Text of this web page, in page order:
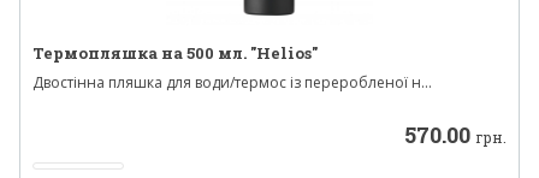
Термопляшка на 500 мл. "Helios"
Двостінна пляшка для води/термос із переробленої н...
570.00 грн.